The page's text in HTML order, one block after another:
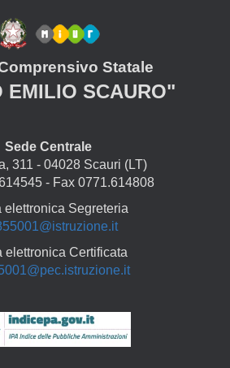
Statale
EMILIO SCAURO"
Sede Centrale
311 - 04028 Scauri (LT)
- Fax 0771.614808
elettronica Segreteria
elettronica Certificata